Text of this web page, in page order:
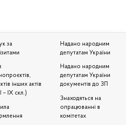
за
інших актів
– IX скл.)
Надано народним
депутатам України
Надано народним
депутатам України
документів до ЗП
Знаходяться на
опрацюванні в
комітетах